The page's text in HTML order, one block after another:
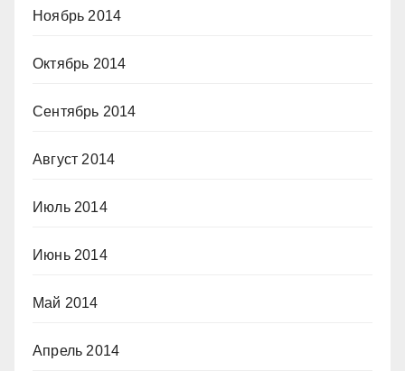
Ноябрь 2014
Октябрь 2014
Сентябрь 2014
Август 2014
Июль 2014
Июнь 2014
Май 2014
Апрель 2014